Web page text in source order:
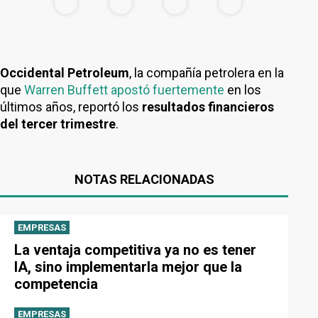
Occidental Petroleum, la compañía petrolera en la
que Warren Buffett apostó fuertemente en los
últimos años, reportó los resultados financieros
del tercer trimestre.
NOTAS RELACIONADAS
EMPRESAS
La ventaja competitiva ya no es tener
IA, sino implementarla mejor que la
competencia
EMPRESAS